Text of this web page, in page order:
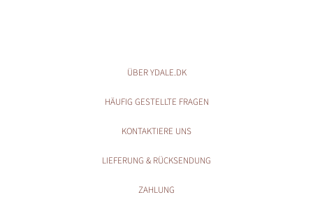
ÜBER YDALE.DK
HÄUFIG GESTELLTE FRAGEN
KONTAKTIERE UNS
LIEFERUNG & RÜCKSENDUNG
ZAHLUNG